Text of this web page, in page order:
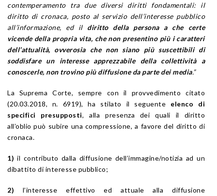
contemperamento tra due diversi diritti fondamentali: il
diritto di cronaca, posto al servizio dell’interesse pubblico
all’informazione, ed il diritto della persona a che certe
vicende della propria vita, che non presentino più i caratteri
dell’attualità, ovverosia che non siano più suscettibili di
soddisfare un interesse apprezzabile della collettività a
conoscerle, non trovino più diffusione da parte dei media.”
La Suprema Corte, sempre con il provvedimento citato
(20.03.2018, n. 6919), ha stilato il seguente elenco di
specifici presupposti, alla presenza dei quali il diritto
all’oblio può subire una compressione, a favore del diritto di
cronaca.
1) il contributo dalla diffusione dell’immagine/notizia ad un
dibattito di interesse pubblico;
2) l’interesse effettivo ed attuale alla diffusione